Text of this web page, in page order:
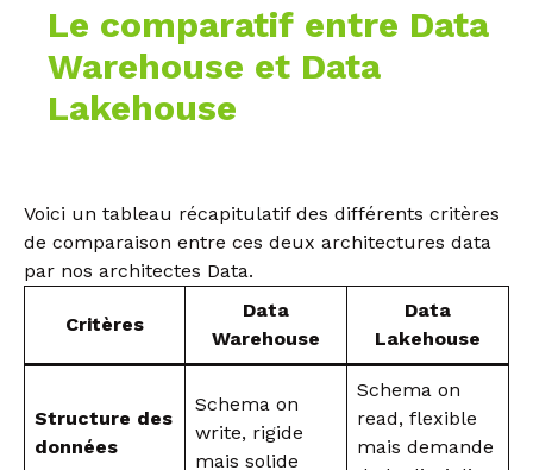
Le comparatif entre Data
Warehouse et Data
Lakehouse
Voici un tableau récapitulatif des différents critères
de comparaison entre ces deux architectures data
par nos architectes Data.
Critères
Data
Warehouse
Data
Lakehouse
Structure des
données
Schema on
write, rigide
mais solide
Schema on
read, flexible
mais demande